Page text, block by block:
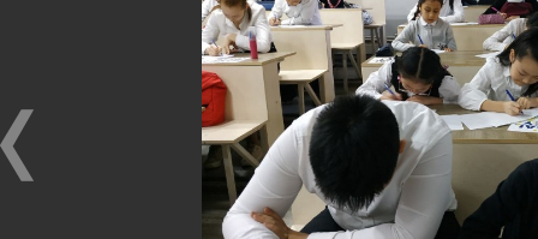
Конкурс эссе среди школьников - Global Money Week!